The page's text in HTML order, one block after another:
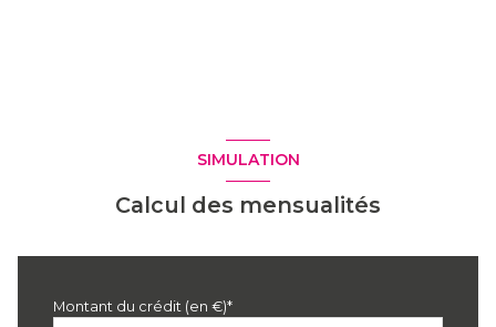
SIMULATION
Calcul des mensualités
Montant du crédit (en €)*